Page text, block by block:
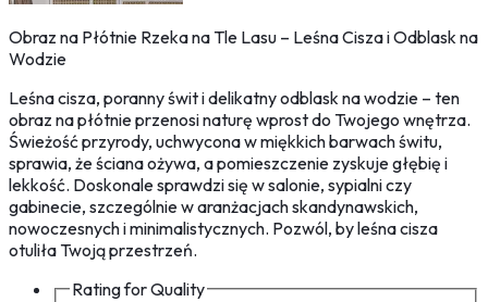
Obraz na Płótnie Rzeka na Tle Lasu – Leśna Cisza i Odblask na
Wodzie
Leśna cisza, poranny świt i delikatny odblask na wodzie – ten
obraz na płótnie przenosi naturę wprost do Twojego wnętrza.
Świeżość przyrody, uchwycona w miękkich barwach świtu,
sprawia, że ściana ożywa, a pomieszczenie zyskuje głębię i
lekkość. Doskonale sprawdzi się w salonie, sypialni czy
gabinecie, szczególnie w aranżacjach skandynawskich,
nowoczesnych i minimalistycznych. Pozwól, by leśna cisza
otuliła Twoją przestrzeń.
Rating forQuality